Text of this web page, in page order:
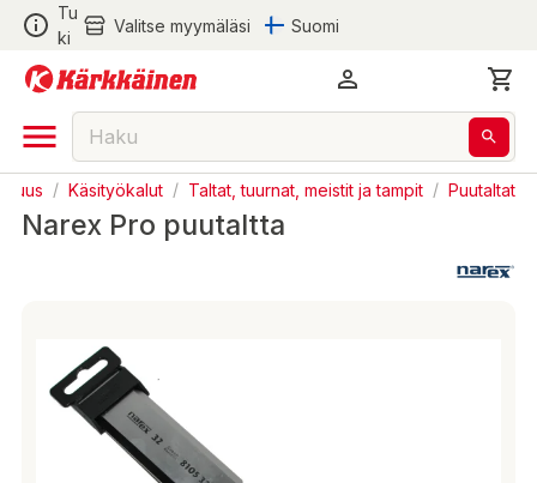
Tu
ki
Valitse myymäläsi Suomi
/ Käsityökalut / Taltat, tuurnat, meistit ja tampit / Puutaltat
Narex Pro puutaltta